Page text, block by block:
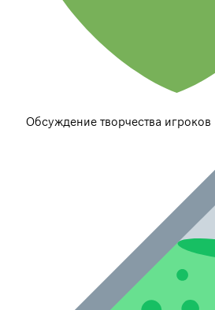
Обсуждение творчества игроков